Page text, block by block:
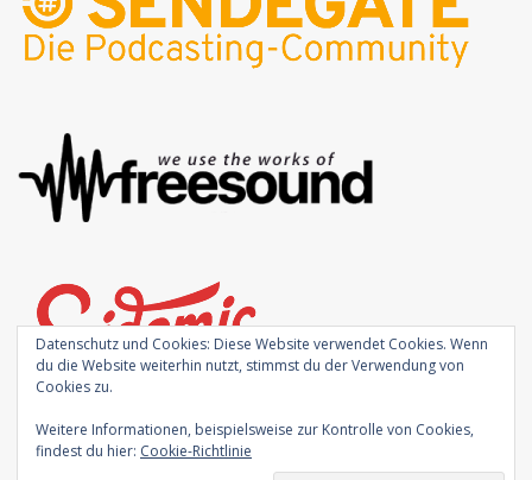
Datenschutz und Cookies: Diese Website verwendet Cookies. Wenn
du die Website weiterhin nutzt, stimmst du der Verwendung von
Cookies zu.
Weitere Informationen, beispielsweise zur Kontrolle von Cookies,
findest du hier: Cookie-Richtlinie